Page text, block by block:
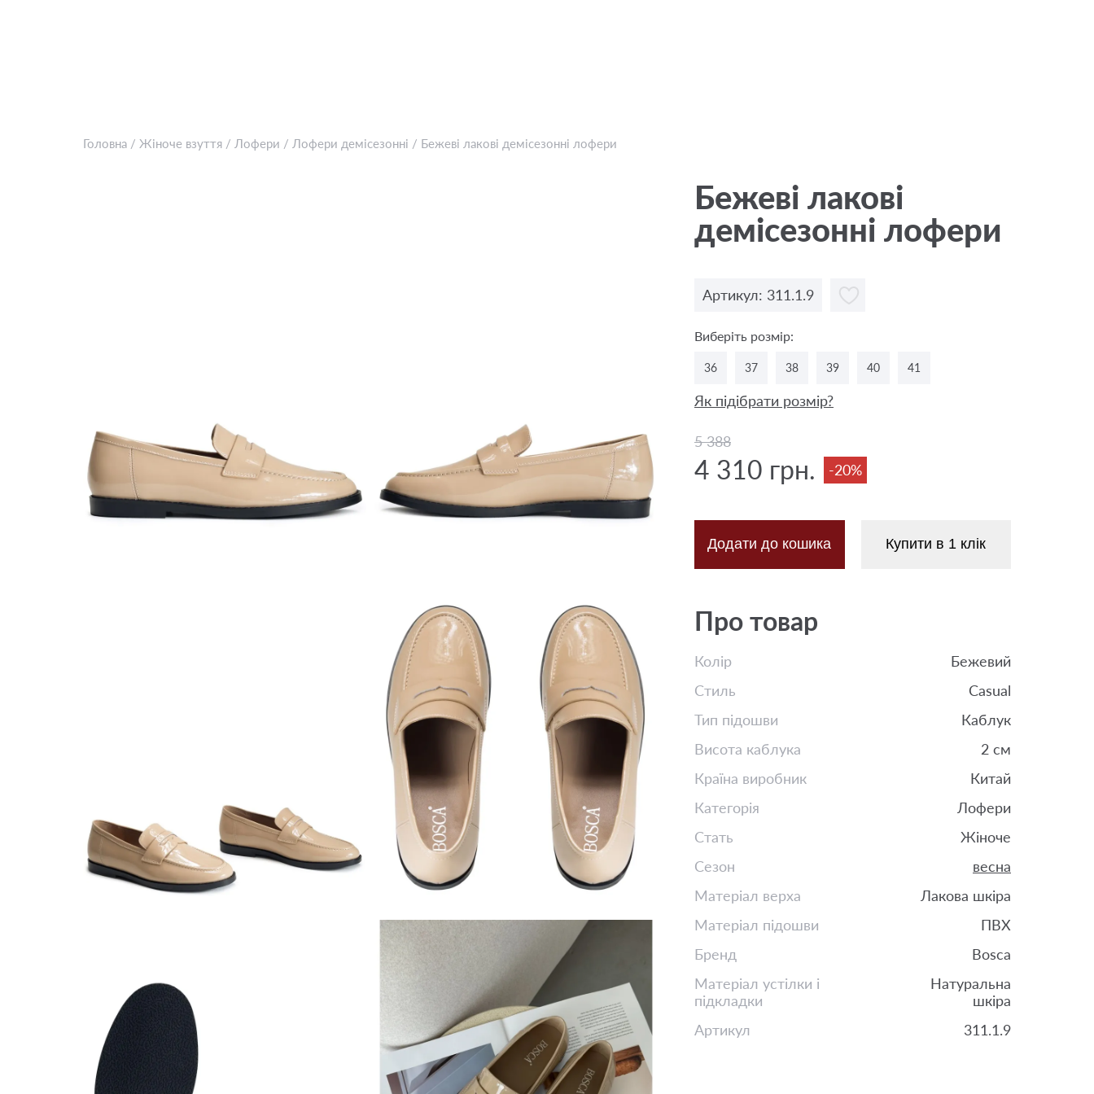
Головна / Жіноче взуття / Лофери / Лофери демісезонні / Бежевi лакові демісезонні лофери
Бежевi лакові
демісезонні лофери
Артикул: 311.1.9
Виберіть розмір:
36 37 38 39 40 41
Як підібрати розмір?
5 388
4 310 грн. -20%
Додати до кошика Купити в 1 клік
Про товар
Колір
Бежевий
Стиль
Casual
Тип підошви
Каблук
Висота каблука
2 см
Країна виробник
Китай
Категорія
Лофери
Стать
Жіноче
Сезон
весна
Матеріал верха
Лакова шкіра
Матеріал підошви
ПВХ
Бренд
Bosca
Матеріал устілки і
підкладки
Натуральна
шкіра
Артикул
311.1.9